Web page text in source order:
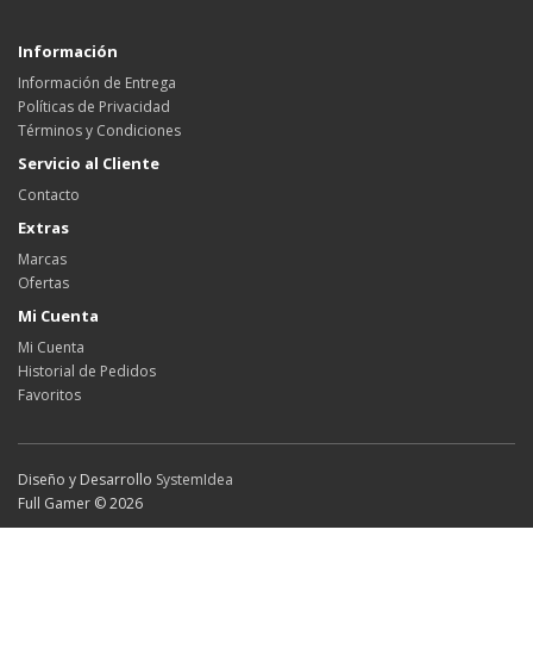
Información
Información de Entrega
Políticas de Privacidad
Términos y Condiciones
Servicio al Cliente
Contacto
Extras
Marcas
Ofertas
Mi Cuenta
Mi Cuenta
Historial de Pedidos
Favoritos
Diseño y Desarrollo SystemIdea
Full Gamer © 2026